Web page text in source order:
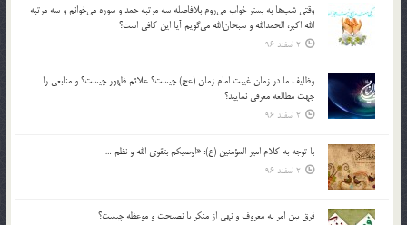
وقتي شب‌ها به بستر خواب مي‌روم بلافاصله سه مرتبه حمد و سوره مي‌خوانم و سه مرتبه
الله اكبر، الحمدالله و سبحان‌الله مي‌گويم آيا اين كافي است؟
2 اسفند 96
وظايف ما در زمان غيبت امام زمان (عج) چيست؟ علائم ظهور چيست؟ و منابعي را
جهت مطالعه معرفي نماييد؟
2 اسفند 96
با توجه به كلام امير المؤمنين (ع): «اوصيكم بتقوي الله و نظم …
2 اسفند 96
فرق بين امر به معروف و نهي از منكر با نصيحت و موعظه چيست؟